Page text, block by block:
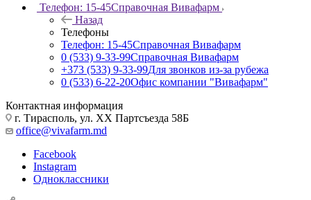
Телефон: 15-45Справочная Вивафарм
Назад
Телефоны
Телефон: 15-45Справочная Вивафарм
0 (533) 9-33-99Справочная Вивафарм
+373 (533) 9-33-99Для звонков из-за рубежа
0 (533) 6-22-20Офис компании "Вивафарм"
Контактная информация
г. Тирасполь, ул. ХХ Партсъезда 58Б
office@vivafarm.md
Facebook
Instagram
Одноклассники